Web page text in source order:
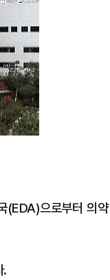
(EDA)으로부터 의약
.